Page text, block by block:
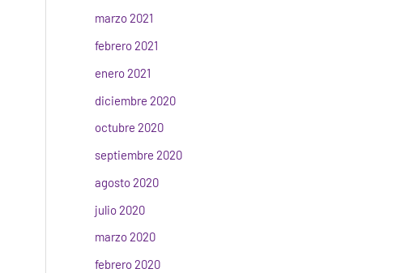
marzo 2021
febrero 2021
enero 2021
diciembre 2020
octubre 2020
septiembre 2020
agosto 2020
julio 2020
marzo 2020
febrero 2020